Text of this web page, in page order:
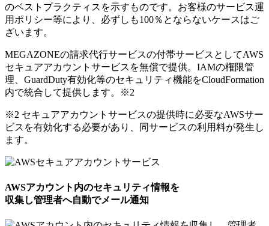
のベストプラクティスを示すものです。お客様のサービス運
用ポリシー等により、必ずしも100％とならないケースはご
ざいます。
MEGAZONEの請求代行サービスの付帯サービスとしてAWS
セキュアアカウントサービスを無償で提供。IAMの権限管
理、GuardDuty有効化等のセキュリティ機能をCloudFormation
内で統合して提供します。
※2
※2 セキュアアカウントサービスの提供時に必要なAWSサー
ビスを有効化する必要があり、同サービスの利用料が発生し
ます。
AWSアカウント内のセキュリティ情報を
収集し管理者へ自動でメール通知